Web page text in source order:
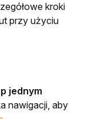
kroki
przy użyciu
jednym
nawigacji, aby